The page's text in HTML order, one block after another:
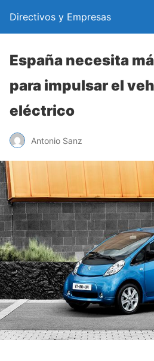
Directivos y Empresas
España necesita
para impulsar el
eléctrico
Antonio Sanz